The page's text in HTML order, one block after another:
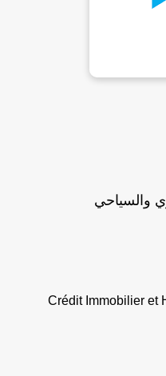
والسياحي
Crédit Immobilier et